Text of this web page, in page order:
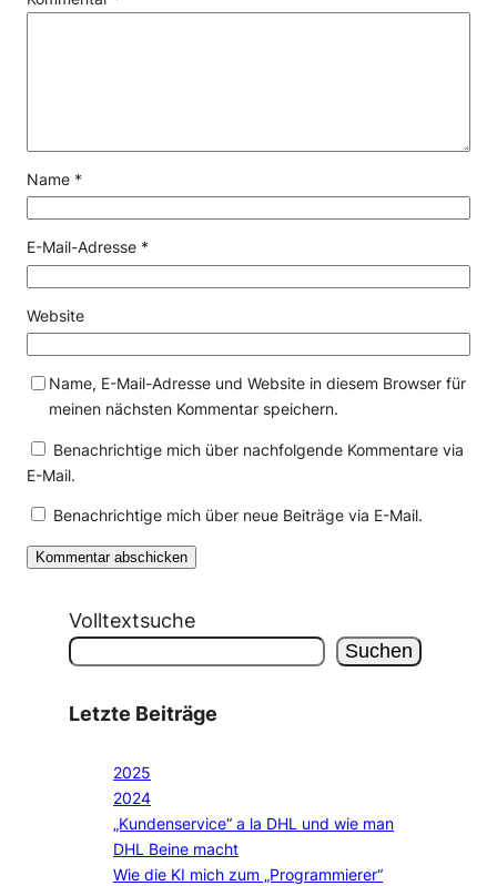
Name *
E-Mail-Adresse *
Website
Name, E-Mail-Adresse und Website in diesem Browser für
meinen nächsten Kommentar speichern.
Benachrichtige mich über nachfolgende Kommentare via
E-Mail.
Benachrichtige mich über neue Beiträge via E-Mail.
Volltextsuche
Suchen
Letzte Beiträge
2025
2024
„Kundenservice“ a la DHL und wie man
DHL Beine macht
Wie die KI mich zum „Programmierer“